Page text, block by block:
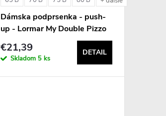
Dámska podprsenka - push-
up - Lormar My Double Pizzo
€21,39
Skladom 5 ks
DETAIL